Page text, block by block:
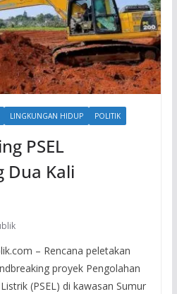
LINGKUNGAN HIDUP POLITIK
PSEL
Dua Kali
– Rencana peletakan
proyek Pengolahan
(PSEL) di kawasan Sumur